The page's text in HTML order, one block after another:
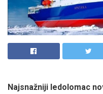
Najsnažniji ledolomac